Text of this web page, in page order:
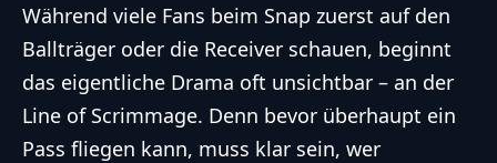
Während viele Fans beim Snap zuerst auf den
Ballträger oder die Receiver schauen, beginnt
das eigentliche Drama oft unsichtbar – an der
Line of Scrimmage. Denn bevor überhaupt ein
Pass fliegen kann, muss klar sein, wer